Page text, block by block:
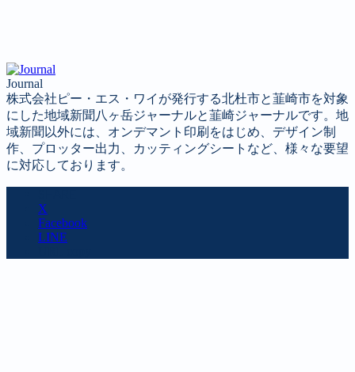
Journal
株式会社ピー・エス・ワイが発行する北杜市と韮崎市を対象
にした地域新聞八ヶ岳ジャーナルと韮崎ジャーナルです。地
域新聞以外には、オンデマント印刷をはじめ、デザイン制
作、プロッター出力、カッティングシートなど、様々な要望
に対応しております。
X
Facebook
LINE